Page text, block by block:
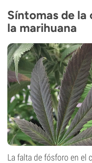
Síntomas de la
la marihuana
La falta de fósforo en el